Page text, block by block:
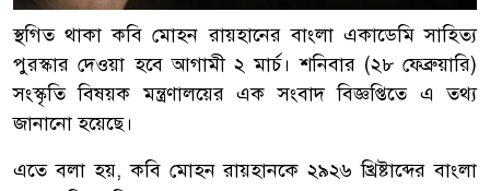
স্থগিত থাকা কবি মোহন রায়হানের বাংলা একাডেমি সাহিত্য
পুরস্কার দেওয়া হবে আগামী ২ মার্চ। শনিবার (২৮ ফেব্রুয়ারি)
সংস্কৃতি বিষয়ক মন্ত্রণালয়ের এক সংবাদ বিজ্ঞপ্তিতে এ তথ্য
জানানো হয়েছে।
এতে বলা হয়, কবি মোহন রায়হানকে ২৯২৬ খ্রিষ্টাব্দের বাংলা